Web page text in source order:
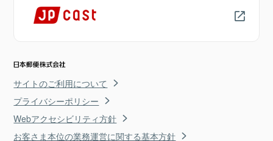
サイトのご利用について
プライバシーポリシー
Webアクセシビリティ方針
お客さま本位の業務運営に関する基本方針